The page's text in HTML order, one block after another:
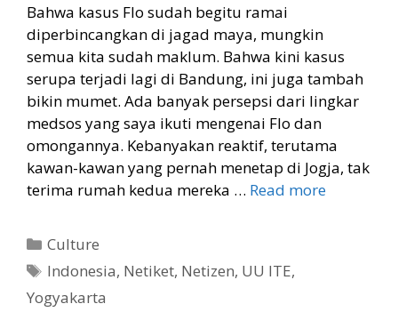
Bahwa kasus Flo sudah begitu ramai
diperbincangkan di jagad maya, mungkin
semua kita sudah maklum. Bahwa kini kasus
serupa terjadi lagi di Bandung, ini juga tambah
bikin mumet. Ada banyak persepsi dari lingkar
medsos yang saya ikuti mengenai Flo dan
omongannya. Kebanyakan reaktif, terutama
kawan-kawan yang pernah menetap di Jogja, tak
terima rumah kedua mereka … Read more
Categories
Culture
Tags
Indonesia, Netiket, Netizen, UU ITE,
Yogyakarta